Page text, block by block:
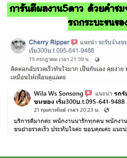
การันตีผลงาน5ดาว ด้วยคำชม
รถกระบะขนขอ